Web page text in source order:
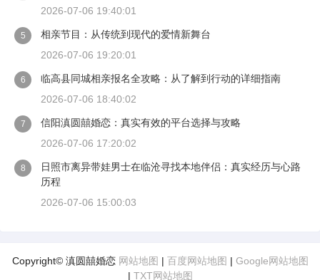
2026-07-06 19:40:01
5
相亲节目：从传统到现代的爱情新舞台
2026-07-06 19:20:01
6
临高县同城相亲报名全攻略：从了解到行动的详细指南
2026-07-06 18:40:02
7
信阳滇圆囍婚恋：真实有效的平台选择与攻略
2026-07-06 17:20:02
8
日照市离异带娃男士在临沧寻找本地伴侣：真实经历与心路
历程
2026-07-06 15:00:03
Copyright© 滇圆囍婚恋 网站地图 | 百度网站地图 | Google网站地图
| TXT网站地图